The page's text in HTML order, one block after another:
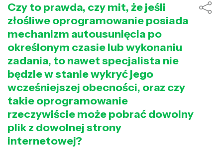
Czy to prawda, czy mit, że jeśli
złośliwe oprogramowanie posiada
mechanizm autousunięcia po
określonym czasie lub wykonaniu
zadania, to nawet specjalista nie
będzie w stanie wykryć jego
wcześniejszej obecności, oraz czy
takie oprogramowanie
rzeczywiście może pobrać dowolny
plik z dowolnej strony
internetowej?